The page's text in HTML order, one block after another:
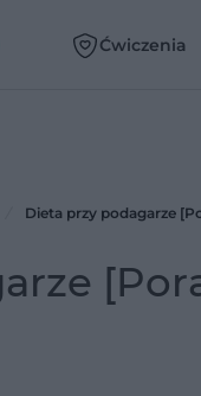
Ćwiczenia
Dieta przy podagarze